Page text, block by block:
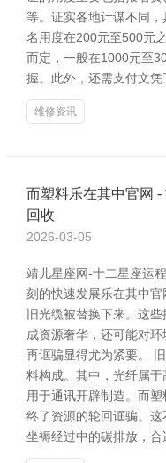
等。证实各地计谋不同
名用度在200元至500元
而定，一般在1000元至
握。此外，还需支付文
维修资讯
而塑料乐在其中官网
回收
2026-03-05
靖儿星座网-十二星座运
刻的快速发展乐在其中
旧光缆被替换下来。这
成资源奢华，还可能对
再诓骗显得尤为紧要。
料构成。其中，光纤属
用于通讯开辟制造。而
终了资源的轮回诓骗。
坐褥经过中的碳排放，